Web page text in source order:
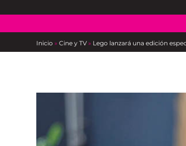
Inicio » Cine y TV » Lego lanzará una edición